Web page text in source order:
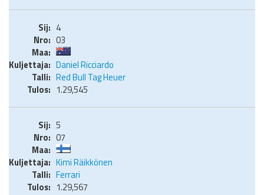
4
03
Daniel Ricciardo
Red Bull Tag Heuer
1.29,545
5
07
Kimi Räikkönen
Ferrari
1.29,567